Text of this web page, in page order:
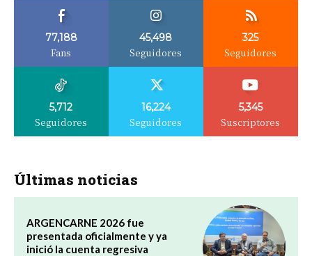
77,188
Fans
45,498
Seguidores
325
Seguidores
5,712
Seguidores
16,224
Seguidores
5,345
Suscriptores
Últimas noticias
ARGENCARNE 2026 fue
presentada oficialmente y ya
inició la cuenta regresiva